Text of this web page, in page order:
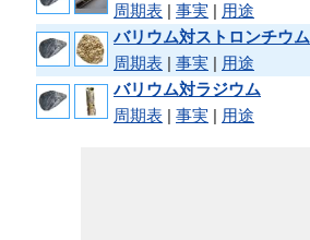
周期表 | 事実 | 用途
バリウム対ストロンチウム
周期表 | 事実 | 用途
バリウム対ラジウム
周期表 | 事実 | 用途